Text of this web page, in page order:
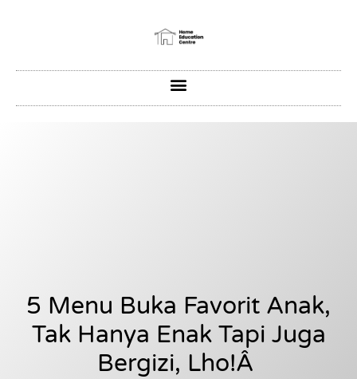
5 Menu Buka Favorit Anak,
Tak Hanya Enak Tapi Juga
Bergizi, Lho!Â